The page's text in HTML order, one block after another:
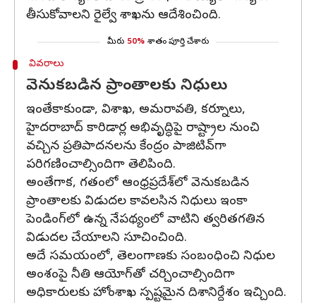
తీసుకోవాలని రైల్వే శాఖను ఆదేశించింది.
మీరు 50% శాతం పూర్తి చేశారు
వివరాలు
వెనుకబడిన ప్రాంతాలకు నిధులు
ఇంతేకాకుండా, విశాఖ, అమరావతి, కర్నూలు,
హైదరాబాద్ కారిడార్ల అభివృద్ధిపై రాష్ట్రాల నుంచి
వచ్చిన ప్రతిపాదనలను కేంద్రం పాజిటివ్‌గా
పరిగణించాల్సిందిగా తెలిపింది.
అంతేగాక, గతంలో ఆంధ్రప్రదేశ్‌లో వెనుకబడిన
ప్రాంతాలకు విడుదల కావలసిన నిధులు ఇంకా
పెండింగ్‌లో ఉన్న నేపథ్యంలో వాటిని త్వరితగతిన
విడుదల చేయాలని సూచించింది.
అదే సమయంలో, తెలంగాణకు సంబంధించి నిధుల
అంశంపై నీతి ఆయోగ్‌తో చర్చించాల్సిందిగా
అధికారులకు హోంశాఖ స్పష్టమైన దిశానిర్దేశం ఇచ్చింది.